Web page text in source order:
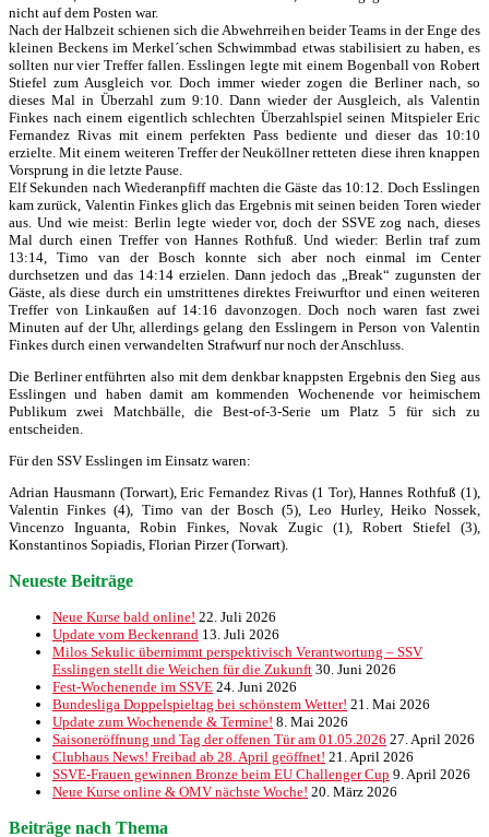
nicht auf dem Posten war.
Nach der Halbzeit schienen sich die Abwehrreihen beider Teams in der Enge des
kleinen Beckens im Merkel´schen Schwimmbad etwas stabilisiert zu haben, es
sollten nur vier Treffer fallen. Esslingen legte mit einem Bogenball von Robert
Stiefel zum Ausgleich vor. Doch immer wieder zogen die Berliner nach, so
dieses Mal in Überzahl zum 9:10. Dann wieder der Ausgleich, als Valentin
Finkes nach einem eigentlich schlechten Überzahlspiel seinen Mitspieler Eric
Fernandez Rivas mit einem perfekten Pass bediente und dieser das 10:10
erzielte. Mit einem weiteren Treffer der Neuköllner retteten diese ihren knappen
Vorsprung in die letzte Pause.
Elf Sekunden nach Wiederanpfiff machten die Gäste das 10:12. Doch Esslingen
kam zurück, Valentin Finkes glich das Ergebnis mit seinen beiden Toren wieder
aus. Und wie meist: Berlin legte wieder vor, doch der SSVE zog nach, dieses
Mal durch einen Treffer von Hannes Rothfuß. Und wieder: Berlin traf zum
13:14, Timo van der Bosch konnte sich aber noch einmal im Center
durchsetzen und das 14:14 erzielen. Dann jedoch das „Break“ zugunsten der
Gäste, als diese durch ein umstrittenes direktes Freiwurftor und einen weiteren
Treffer von Linkaußen auf 14:16 davonzogen. Doch noch waren fast zwei
Minuten auf der Uhr, allerdings gelang den Esslingern in Person von Valentin
Finkes durch einen verwandelten Strafwurf nur noch der Anschluss.
Die Berliner entführten also mit dem denkbar knappsten Ergebnis den Sieg aus
Esslingen und haben damit am kommenden Wochenende vor heimischem
Publikum zwei Matchbälle, die Best-of-3-Serie um Platz 5 für sich zu
entscheiden.
Für den SSV Esslingen im Einsatz waren:
Adrian Hausmann (Torwart), Eric Fernandez Rivas (1 Tor), Hannes Rothfuß (1),
Valentin Finkes (4), Timo van der Bosch (5), Leo Hurley, Heiko Nossek,
Vincenzo Inguanta, Robin Finkes, Novak Zugic (1), Robert Stiefel (3),
Konstantinos Sopiadis, Florian Pirzer (Torwart).
Neueste Beiträge
Neue Kurse bald online! 22. Juli 2026
Update vom Beckenrand 13. Juli 2026
Milos Sekulic übernimmt perspektivisch Verantwortung – SSV
Esslingen stellt die Weichen für die Zukunft 30. Juni 2026
Fest-Wochenende im SSVE 24. Juni 2026
Bundesliga Doppelspieltag bei schönstem Wetter! 21. Mai 2026
Update zum Wochenende & Termine! 8. Mai 2026
Saisoneröffnung und Tag der offenen Tür am 01.05.2026 27. April 2026
Clubhaus News! Freibad ab 28. April geöffnet! 21. April 2026
SSVE-Frauen gewinnen Bronze beim EU Challenger Cup 9. April 2026
Neue Kurse online & OMV nächste Woche! 20. März 2026
Beiträge nach Thema